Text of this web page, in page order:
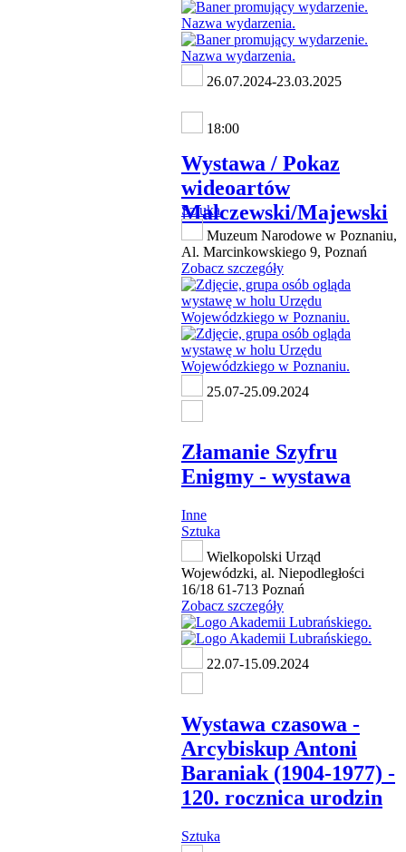
26.07.2024-23.03.2025
18:00
Wystawa / Pokaz
wideoartów
Malczewski/Majewski
Sztuka
Muzeum Narodowe w Poznaniu,
Al. Marcinkowskiego 9, Poznań
Zobacz szczegóły
25.07-25.09.2024
Złamanie Szyfru
Enigmy - wystawa
Inne
Sztuka
Wielkopolski Urząd
Wojewódzki, al. Niepodległości
16/18 61-713 Poznań
Zobacz szczegóły
22.07-15.09.2024
Wystawa czasowa -
Arcybiskup Antoni
Baraniak (1904-1977) -
120. rocznica urodzin
Sztuka